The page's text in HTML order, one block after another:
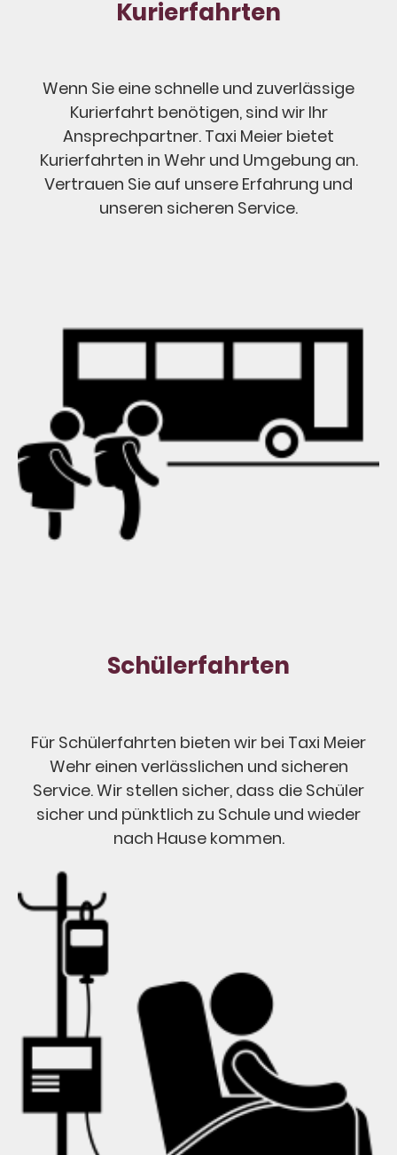
Kurierfahrten
Wenn Sie eine schnelle und zuverlässige
Kurierfahrt benötigen, sind wir Ihr
Ansprechpartner. Taxi Meier bietet
Kurierfahrten in Wehr und Umgebung an.
Vertrauen Sie auf unsere Erfahrung und
unseren sicheren Service.
Schülerfahrten
Für Schülerfahrten bieten wir bei Taxi Meier
Wehr einen verlässlichen und sicheren
Service. Wir stellen sicher, dass die Schüler
sicher und pünktlich zu Schule und wieder
nach Hause kommen.